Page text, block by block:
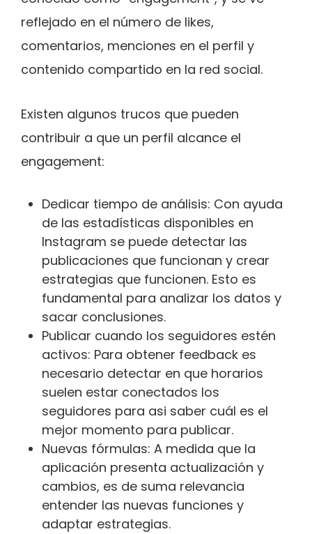
reflejado en el número de likes,
comentarios, menciones en el perfil y
contenido compartido en la red social.
Existen algunos trucos que pueden
contribuir a que un perfil alcance el
engagement:
Dedicar tiempo de análisis: Con ayuda
de las estadísticas disponibles en
Instagram se puede detectar las
publicaciones que funcionan y crear
estrategias que funcionen. Esto es
fundamental para analizar los datos y
sacar conclusiones.
Publicar cuando los seguidores estén
activos: Para obtener feedback es
necesario detectar en que horarios
suelen estar conectados los
seguidores para asi saber cuál es el
mejor momento para publicar.
Nuevas fórmulas: A medida que la
aplicación presenta actualización y
cambios, es de suma relevancia
entender las nuevas funciones y
adaptar estrategias.